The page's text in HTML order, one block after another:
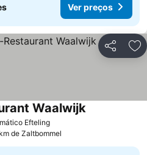
Ver preços
Partilhar
Efteling
Waalwijk
de Zaltbommel